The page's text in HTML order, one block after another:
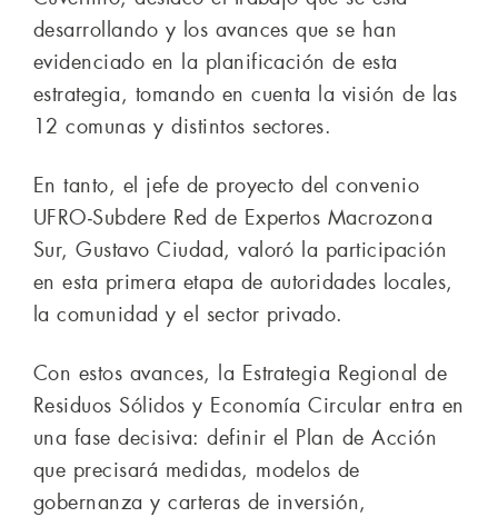
desarrollando y los avances que se han
evidenciado en la planificación de esta
estrategia, tomando en cuenta la visión de las
12 comunas y distintos sectores.
En tanto, el jefe de proyecto del convenio
UFRO‑Subdere Red de Expertos Macrozona
Sur, Gustavo Ciudad, valoró la participación
en esta primera etapa de autoridades locales,
la comunidad y el sector privado.
Con estos avances, la Estrategia Regional de
Residuos Sólidos y Economía Circular entra en
una fase decisiva: definir el Plan de Acción
que precisará medidas, modelos de
gobernanza y carteras de inversión,